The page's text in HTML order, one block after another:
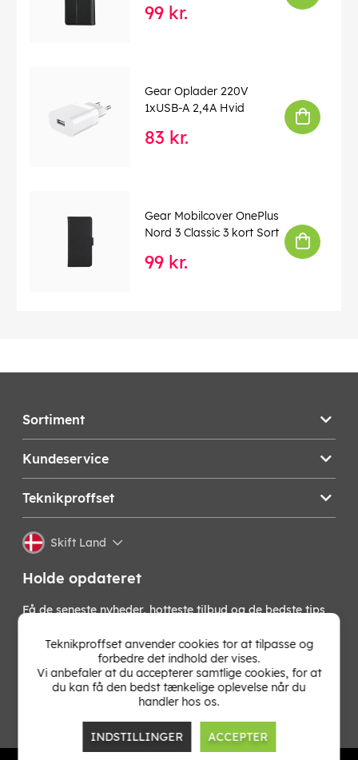
99 kr.
Gear Oplader 220V
1xUSB-A 2,4A Hvid
83 kr.
Gear Mobilcover OnePlus
Nord 3 Classic 3 kort Sort
99 kr.
Sortiment
Kundeservice
Teknikproffset
Skift Land
Holde opdateret
Få de seneste nyheder, hotteste tilbud og de bedste tips
nyhedsbrev!
OK
Teknikproffset anvender cookies tor at tilpasse og
forbedre det indhold der vises.
Vi anbefaler at du accepterer samtlige cookies, for at
du kan få den bedst tænkelige oplevelse når du
handler hos os.
INDSTILLINGER ACCEPTER